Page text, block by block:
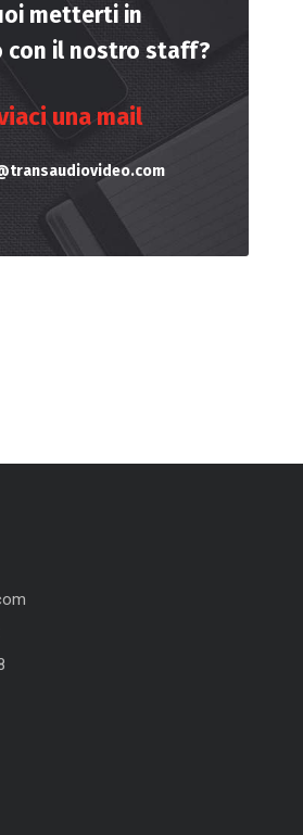
metterti in
il nostro staff?
una mail